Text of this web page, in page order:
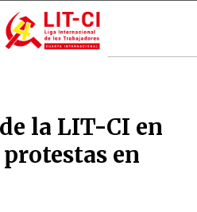
la LIT-CI en
en